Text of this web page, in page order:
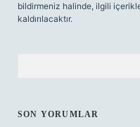
bildirmeniz halinde, ilgili
kaldırılacaktır.
SON YORUMLAR